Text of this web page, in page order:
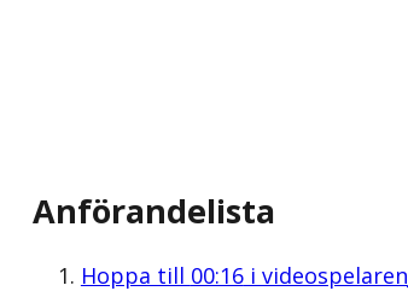
Anförandelista
Hoppa till 00:16i videospelaren